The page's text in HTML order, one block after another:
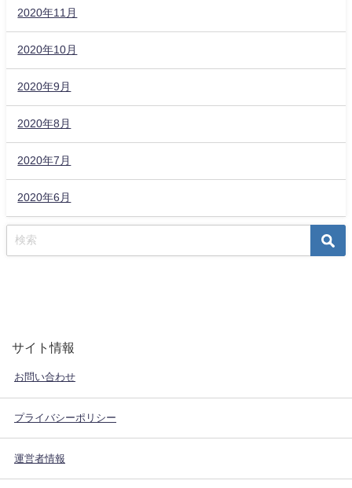
2020年11月
2020年10月
2020年9月
2020年8月
2020年7月
2020年6月
サイト情報
お問い合わせ
プライバシーポリシー
運営者情報